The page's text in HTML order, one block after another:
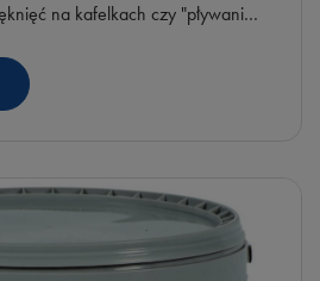
na kafelkach czy "pływania"